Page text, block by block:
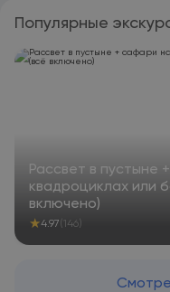
Популярные
Рассвет в пустыне
квадроциклах или
включено)
★4.97(146)